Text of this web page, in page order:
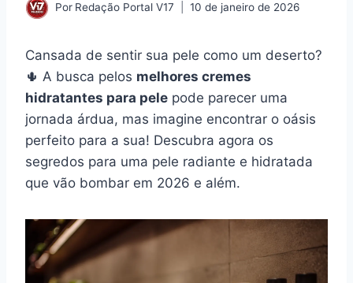
Por Redação Portal V17 10 de janeiro de 2026
Cansada de sentir sua pele como um deserto?
🌵 A busca pelos melhores cremes
hidratantes para pele pode parecer uma
jornada árdua, mas imagine encontrar o oásis
perfeito para a sua! Descubra agora os
segredos para uma pele radiante e hidratada
que vão bombar em 2026 e além.